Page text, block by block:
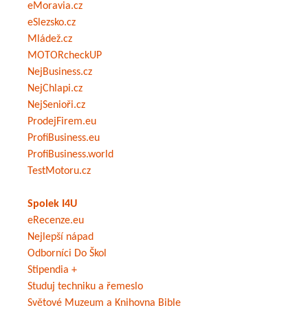
eMoravia.cz
eSlezsko.cz
Mládež.cz
MOTORcheckUP
NejBusiness.cz
NejChlapi.cz
NejSenioři.cz
ProdejFirem.eu
ProfiBusiness.eu
ProfiBusiness.world
TestMotoru.cz
Spolek I4U
eRecenze.eu
Nejlepší nápad
Odborníci Do Škol
Stipendia +
Studuj techniku a řemeslo
Světové Muzeum a Knihovna Bible